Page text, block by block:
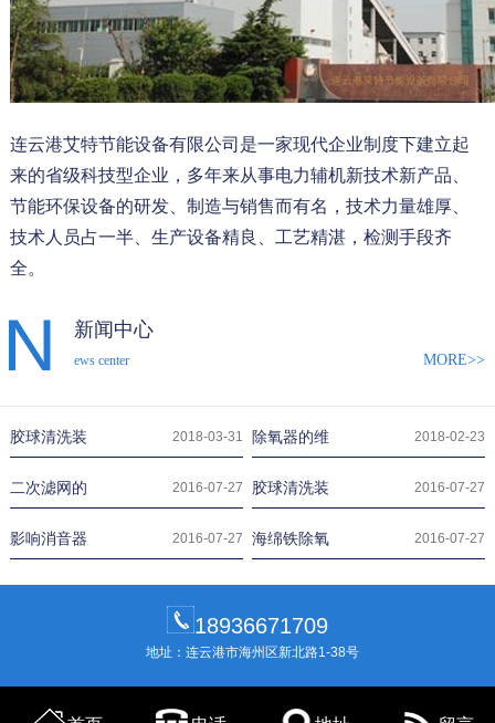
连云港艾特节能设备有限公司是一家现代企业制度下建立起
来的省级科技型企业，多年来从事电力辅机新技术新产品、
节能环保设备的研发、制造与销售而有名，技术力量雄厚、
技术人员占一半、生产设备精良、工艺精湛，检测手段齐
全。
新闻中心
ews center MORE>>
胶球清洗装 2018-03-31 除氧器的维 2018-02-23
二次滤网的 2016-07-27 胶球清洗装 2016-07-27
影响消音器 2016-07-27 海绵铁除氧 2016-07-27
18936671709
地址：连云港市海州区新北路1-38号